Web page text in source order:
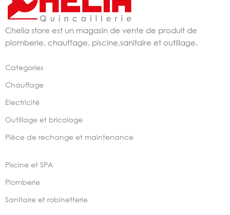
Chelia store est un magasin de vente de produit de
plomberie, chauffage, piscine,sanitaire et outillage.
Categories
Chauffage
Electricité
Outillage et bricolage
Pièce de rechange et maintenance
Piscine et SPA
Plomberie
Sanitaire et robinetterie